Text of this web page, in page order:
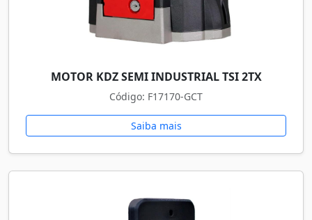
MOTOR KDZ SEMI INDUSTRIAL TSI 2TX
Código: F17170-GCT
Saiba mais